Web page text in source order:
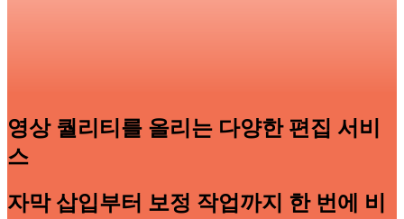
영상 퀄리티를 올리는 다양한 편집 서비
스
자막 삽입부터 보정 작업까지 한 번에 비